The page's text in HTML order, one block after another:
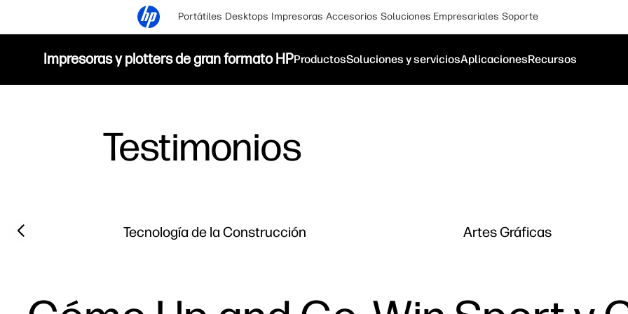
Portátiles Desktops Impresoras Accesorios Soluciones Empresariales Soporte
Impresoras y plotters de gran formato HPProductosSoluciones y serviciosAplicacionesRecursos
Testimonios
Filter category
Tecnología de la Construcción Artes Gráficas
Previous slide